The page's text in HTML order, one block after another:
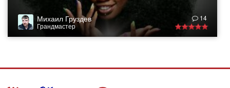
Михаил Груздев
Грандмастер
14